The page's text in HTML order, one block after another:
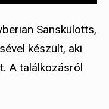
Sanskülotts,
készült, aki
A találkozásról